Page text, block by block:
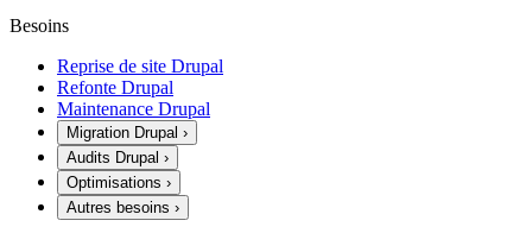
Besoins
Reprise de site Drupal
Refonte Drupal
Maintenance Drupal
Migration Drupal ›
Audits Drupal ›
Optimisations ›
Autres besoins ›